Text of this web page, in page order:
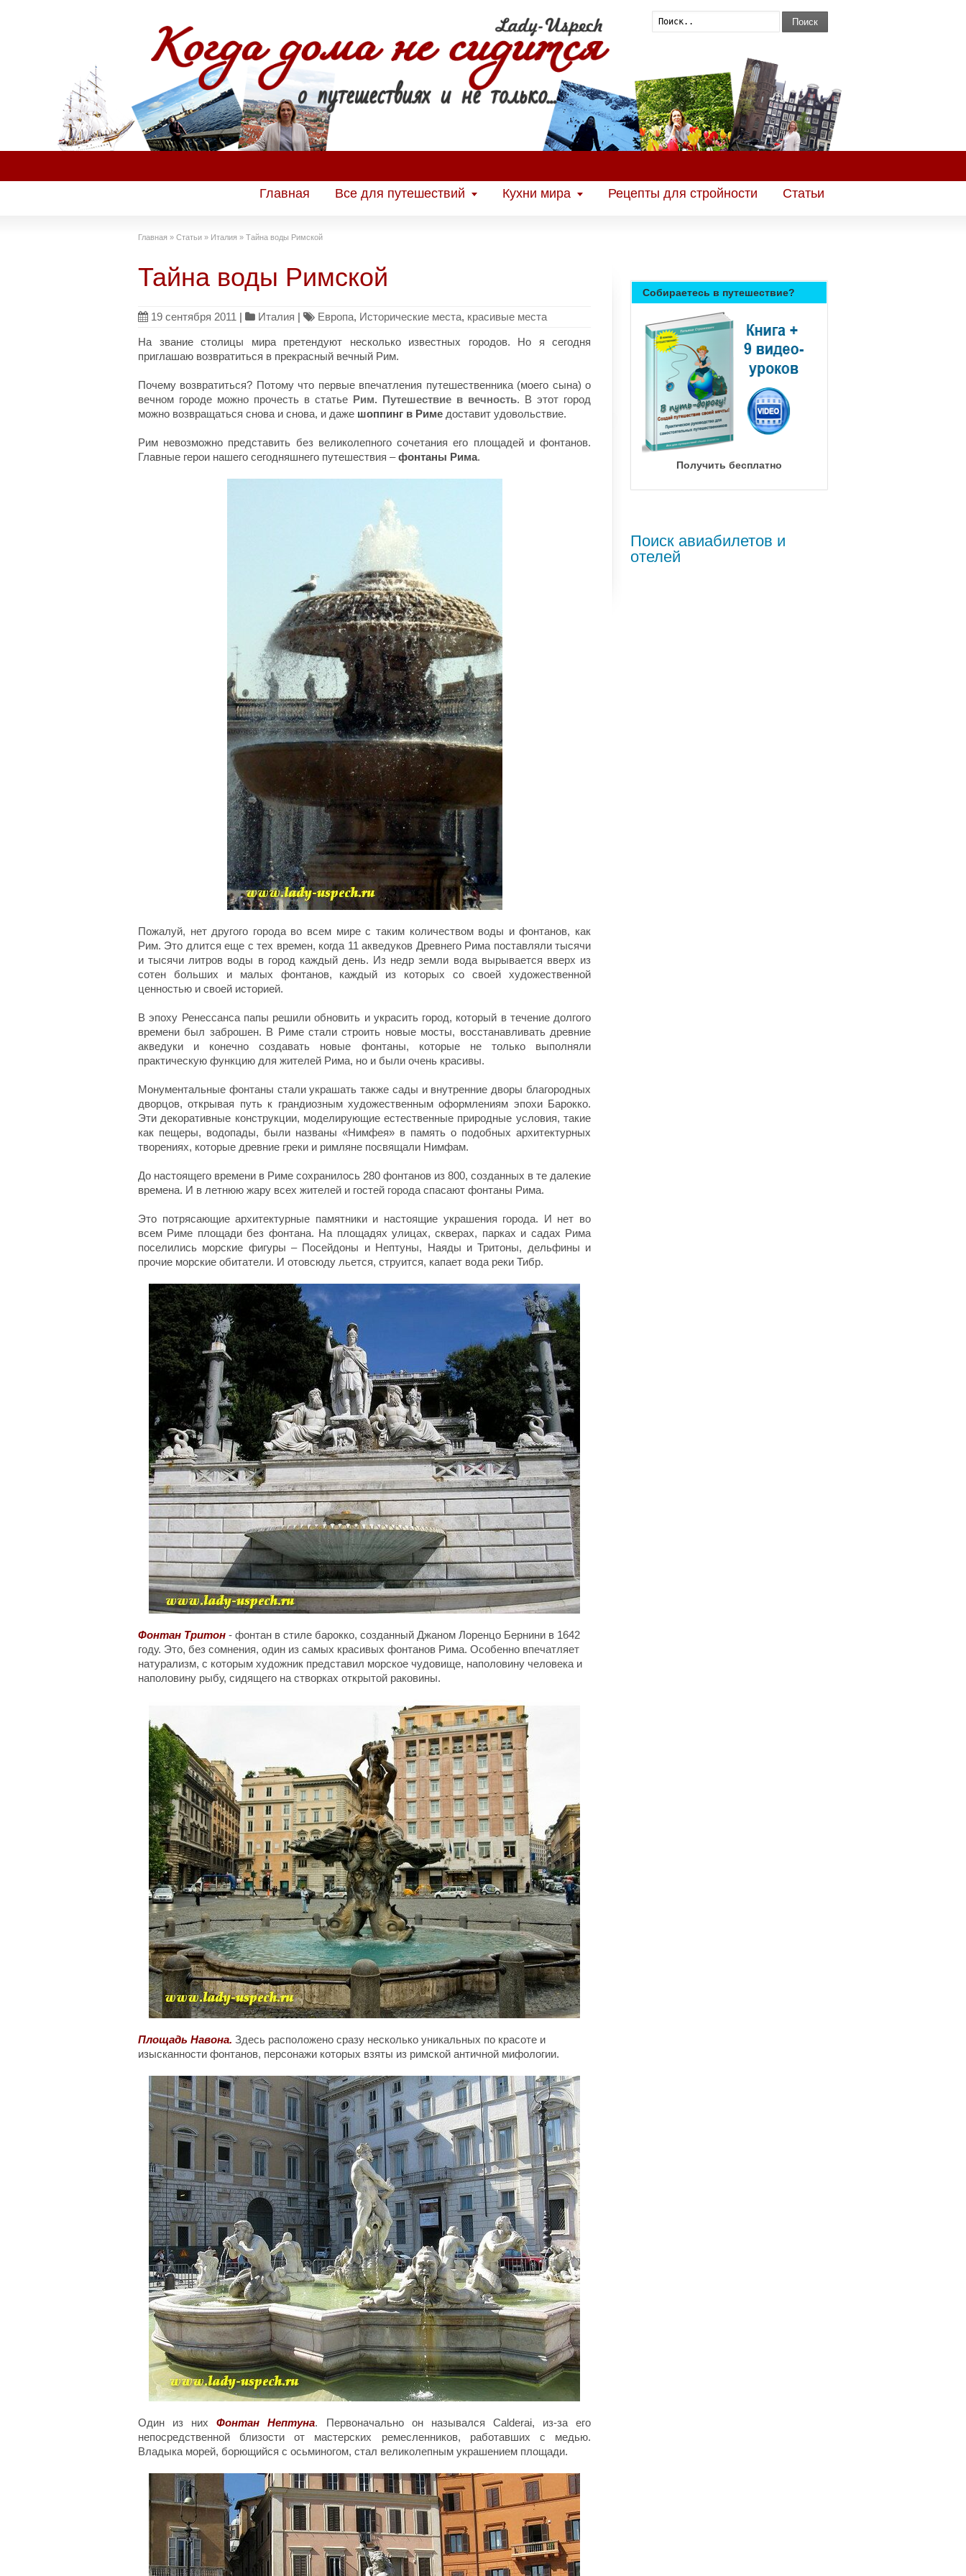
Поиск
Главная Все для путешествий Кухни мира Рецепты для стройности Статьи
Главная » Статьи » Италия » Тайна воды Римской
Тайна воды Римской
19 сентября 2011 | Италия | Европа, Исторические места, красивые места
На звание столицы мира претендуют несколько известных городов. Но я сегодня
приглашаю возвратиться в прекрасный вечный Рим.
Почему возвратиться? Потому что первые впечатления путешественника (моего сына) о
вечном городе можно прочесть в статье Рим. Путешествие в вечность. В этот город
можно возвращаться снова и снова, и даже шоппинг в Риме доставит удовольствие.
Рим невозможно представить без великолепного сочетания его площадей и фонтанов.
Главные герои нашего сегодняшнего путешествия –фонтаны Рима.
Пожалуй, нет другого города во всем мире с таким количеством воды и фонтанов, как
Рим. Это длится еще с тех времен, когда 11 акведуков Древнего Рима поставляли тысячи
и тысячи литров воды в город каждый день. Из недр земли вода вырывается вверх из
сотен больших и малых фонтанов, каждый из которых со своей художественной
ценностью и своей историей.
В эпоху Ренессанса папы решили обновить и украсить город, который в течение долгого
времени был заброшен. В Риме стали строить новые мосты, восстанавливать древние
акведуки и конечно создавать новые фонтаны, которые не только выполняли
практическую функцию для жителей Рима, но и были очень красивы.
Монументальные фонтаны стали украшать также сады и внутренние дворы благородных
дворцов, открывая путь к грандиозным художественным оформлениям эпохи Барокко.
Эти декоративные конструкции, моделирующие естественные природные условия, такие
как пещеры, водопады, были названы «Нимфея» в память о подобных архитектурных
творениях, которые древние греки и римляне посвящали Нимфам.
До настоящего времени в Риме сохранилось 280 фонтанов из 800, созданных в те далекие
времена. И в летнюю жару всех жителей и гостей города спасают фонтаны Рима.
Это потрясающие архитектурные памятники и настоящие украшения города. И нет во
всем Риме площади без фонтана. На площадях улицах, скверах, парках и садах Рима
поселились морские фигуры – Посейдоны и Нептуны, Наяды и Тритоны, дельфины и
прочие морские обитатели. И отовсюду льется, струится, капает вода реки Тибр.
Фонтан Тритон - фонтан в стиле барокко, созданный Джаном Лоренцо Бернини в 1642
году. Это, без сомнения, один из самых красивых фонтанов Рима. Особенно впечатляет
натурализм, с которым художник представил морское чудовище, наполовину человека и
наполовину рыбу, сидящего на створках открытой раковины.
Площадь Навона. Здесь расположено сразу несколько уникальных по красоте и
изысканности фонтанов, персонажи которых взяты из римской античной мифологии.
Один из нихФонтан Нептуна. Первоначально он назывался Calderai, из-за его
непосредственной близости от мастерских ремесленников, работавших с медью.
Владыка морей, борющийся с осьминогом, стал великолепным украшением площади.
Собираетесь в путешествие?
Получить бесплатно
Поиск авиабилетов и
отелей